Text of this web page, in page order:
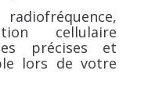
cellulaire
précises et
lors de votre